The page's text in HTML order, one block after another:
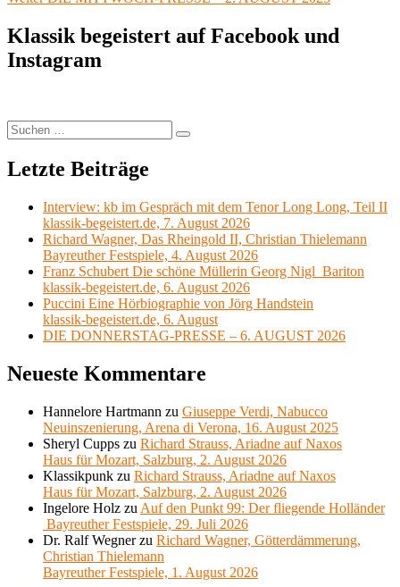
Klassik begeistert auf Facebook und
Instagram
Suchen
nach:
Suchen
Letzte Beiträge
Interview: kb im Gespräch mit dem Tenor Long Long, Teil II
klassik-begeistert.de, 7. August 2026
Richard Wagner, Das Rheingold II, Christian Thielemann
Bayreuther Festspiele, 4. August 2026
Franz Schubert Die schöne Müllerin Georg Nigl Bariton
klassik-begeistert.de, 6. August 2026
Puccini Eine Hörbiographie von Jörg Handstein
klassik-begeistert.de, 6. August
DIE DONNERSTAG-PRESSE – 6. AUGUST 2026
Neueste Kommentare
Hannelore Hartmann zu Giuseppe Verdi, Nabucco
Neuinszenierung, Arena di Verona, 16. August 2025
Sheryl Cupps zu Richard Strauss, Ariadne auf Naxos
Haus für Mozart, Salzburg, 2. August 2026
Klassikpunk zu Richard Strauss, Ariadne auf Naxos
Haus für Mozart, Salzburg, 2. August 2026
Ingelore Holz zu Auf den Punkt 99: Der fliegende Holländer
Bayreuther Festspiele, 29. Juli 2026
Dr. Ralf Wegnerzu Richard Wagner, Götterdämmerung,
Christian Thielemann
Bayreuther Festspiele, 1. August 2026